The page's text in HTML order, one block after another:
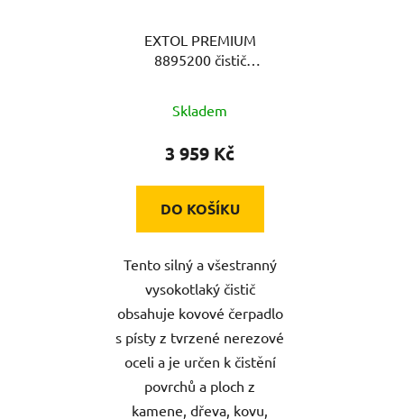
EXTOL PREMIUM
8895200 čistič
šamponováním, 1800W
Skladem
3 959 Kč
DO KOŠÍKU
Tento silný a všestranný
vysokotlaký čistič
obsahuje kovové čerpadlo
s písty z tvrzené nerezové
oceli a je určen k čistění
povrchů a ploch z
kamene, dřeva, kovu,